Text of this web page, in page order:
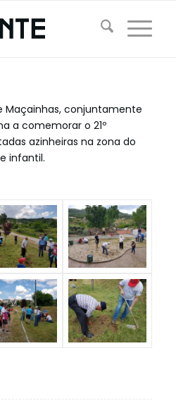
Maçainhas, conjuntamente
a comemorar o 21º
azinheiras na zona do
infantil.